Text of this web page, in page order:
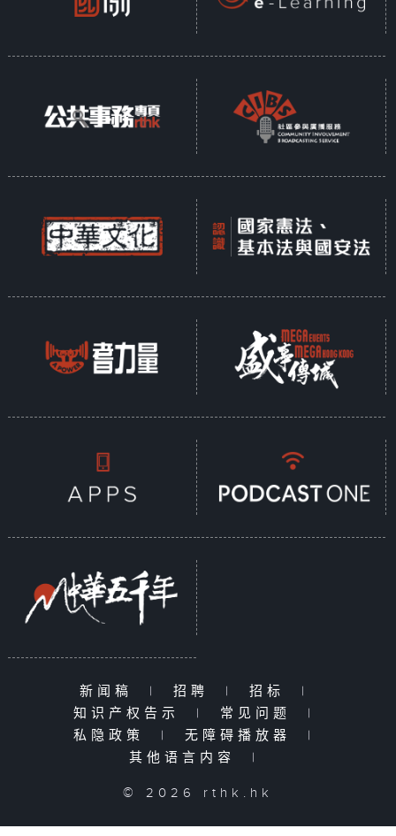
新闻稿 | 招聘 | 招标
|
知识产权告示
| 常见问题
|
私隐政策
| 无障碍播放器
|
其他语言内容
|
© 2026 rthk.hk